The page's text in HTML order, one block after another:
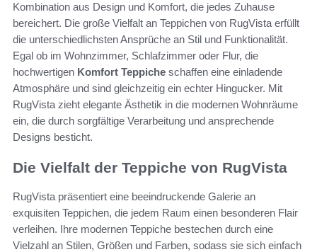
Kombination aus Design und Komfort, die jedes Zuhause
bereichert. Die große Vielfalt an Teppichen von RugVista erfüllt
die unterschiedlichsten Ansprüche an Stil und Funktionalität.
Egal ob im Wohnzimmer, Schlafzimmer oder Flur, die
hochwertigen Komfort Teppiche schaffen eine einladende
Atmosphäre und sind gleichzeitig ein echter Hingucker. Mit
RugVista zieht elegante Ästhetik in die modernen Wohnräume
ein, die durch sorgfältige Verarbeitung und ansprechende
Designs besticht.
Die Vielfalt der Teppiche von RugVista
RugVista präsentiert eine beeindruckende Galerie an
exquisiten Teppichen, die jedem Raum einen besonderen Flair
verleihen. Ihre modernen Teppiche bestechen durch eine
Vielzahl an Stilen, Größen und Farben, sodass sie sich einfach